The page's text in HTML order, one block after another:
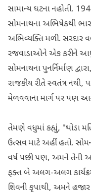
સામાન્ય ઘટના નહોતી.
સોમનાથના અભિષેકથી
અભિવ્યક્તિ મળી.
રજવાડાઓને એક કરીને
સોમનાથના પુનર્નિર્માણ
રાજકીય રીતે સ્વતંત્ર નથી,
મેળવવાના માર્ગ પર પણ
તેમણે વધુમાં કહ્યું, "થોડા
ઉત્સવ માટે અહીં હતો.
વર્ષ પછી પણ, અમને તેની
ફક્ત બે અલગ-અલગ
શિવની કૃપાથી, અમને